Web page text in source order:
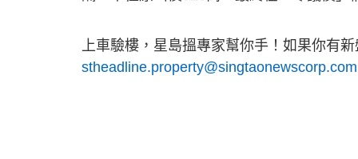
上車驗樓，星島搵專家幫你手！如果你有
stheadline.property@singtaonewscorp.com